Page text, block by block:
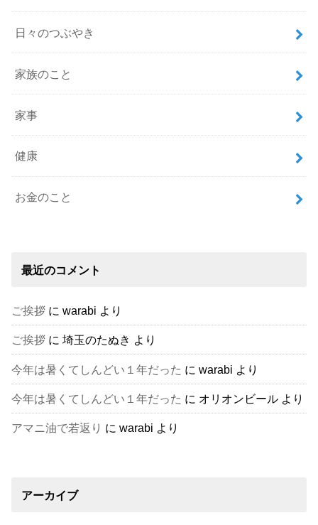
日々のつぶやき
家族のこと
家事
健康
お金のこと
最近のコメント
ご挨拶 にwarabi より
ご挨拶 に埼玉のたぬき より
今年は暑くてしんどい１年だった にwarabi より
今年は暑くてしんどい１年だった に オリオンビール より
アマニ油で若返り にwarabi より
アーカイブ